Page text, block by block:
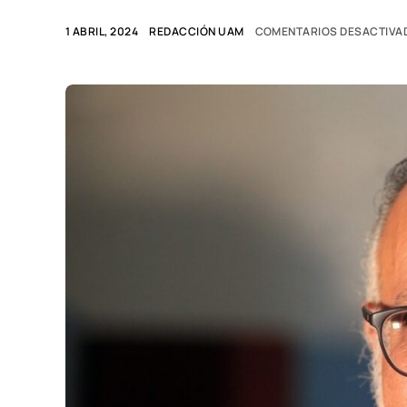
1 ABRIL, 2024 REDACCIÓN UAM COMENTARIOS